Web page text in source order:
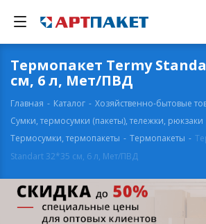
Термопакет Termy
см, 6 л, Мет/ПВД
Главная - Каталог - Хозяйственно-бытовые
Сумки, термосумки (пакеты), тележки, рюкзаки
Термосумки, термопакеты - Термопакеты -
Standart 32*35 см, 6 л, Мет/ПВД